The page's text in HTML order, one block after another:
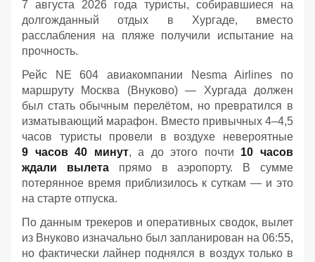
7 августа 2026 года туристы, собиравшиеся на
долгожданный отдых в Хургаде, вместо
расслабления на пляже получили испытание на
прочность.
Рейс NE 604 авиакомпании Nesma Airlines по
маршруту Москва (Внуково) — Хургада должен
был стать обычным перелётом, но превратился в
изматывающий марафон. Вместо привычных 4–4,5
часов туристы провели в воздухе невероятные
9 часов 40 минут, а до этого почти 10 часов
ждали вылетапрямо в аэропорту. В сумме
потерянное время приблизилось к суткам — и это
на старте отпуска.
По данным трекеров и оперативных сводок, вылет
из Внуково изначально был запланирован на 06:55,
но фактически лайнер поднялся в воздух только в